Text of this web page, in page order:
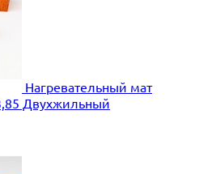
Нагревательный мат
Двухжильный